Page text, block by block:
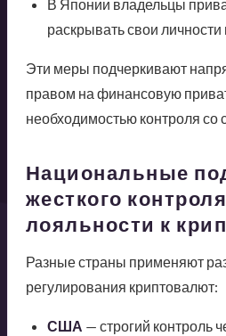
В Японии владельцы
раскрывать свои
Эти меры подчеркивают
правом на финансовую
необходимостью контроля со
Национальные
жесткого
лояльности к
Разные страны применяют
регулирования криптовалют:
США — строгий контроль